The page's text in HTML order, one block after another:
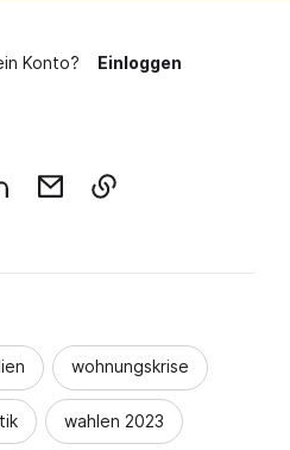
Konto? Einloggen
wohnungskrise
wahlen 2023